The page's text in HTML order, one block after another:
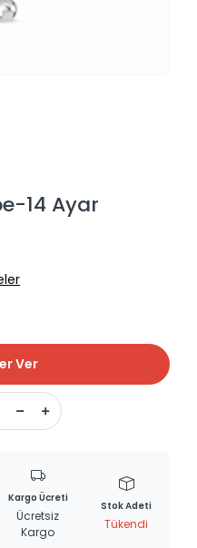
14 Ayar
Ver
Kargo Ücreti
Ücretsiz
Kargo
Stok Adeti
Tükendi